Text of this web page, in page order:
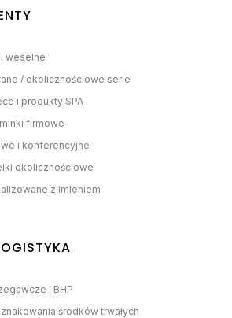
weselne
/ okolicznościowe serie
i produkty SPA
firmowe
i konferencyjne
okolicznościowe
z imieniem
i BHP
środków trwałych